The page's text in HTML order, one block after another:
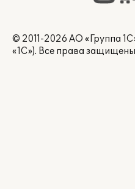
© 2011-2026 АО «Группа
«1С»). Все права